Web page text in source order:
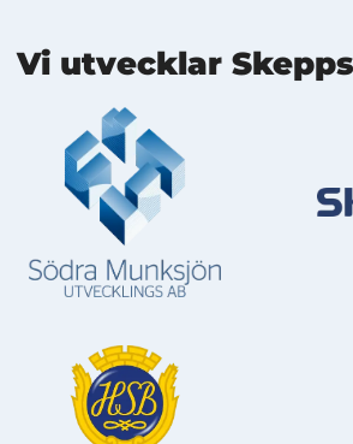
Mer
Vi utvecklar